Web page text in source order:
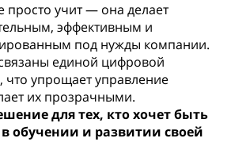
просто учит — она делает
эффективным и
под нужды компании.
единой цифровой
что упрощает управление
их прозрачными.
для тех, кто хочет быть
обучении и развитии своей